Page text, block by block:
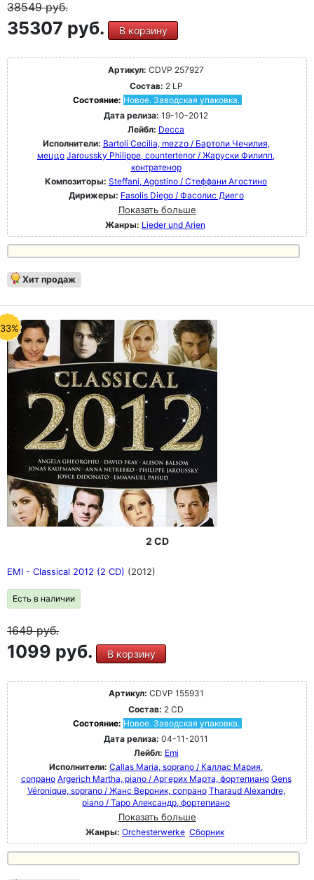
38549руб.
35307 руб. В корзину
Артикул: CDVP 257927
Состав: 2 LP
Состояние: Новое. Заводская упаковка.
Дата релиза: 19-10-2012
Лейбл: Decca
Исполнители: Bartoli Cecilia, mezzo / Бартоли Чечилия,
меццо Jaroussky Philippe, countertenor / Жаруски Филипп,
контратенор
Композиторы: Steffani, Agostino / Стеффани Агостино
Дирижеры: Fasolis Diego / Фасолис Диего
Показать больше
Жанры: Lieder und Arien
Хит продаж
2 CD
EMI - Classical 2012 (2 CD) (2012)
Есть в наличии
1649руб.
1099 руб. В корзину
Артикул: CDVP 155931
Состав: 2 CD
Состояние: Новое. Заводская упаковка.
Дата релиза: 04-11-2011
Лейбл: Emi
Исполнители: Callas Maria, soprano / Каллас Мария,
сопрано Argerich Martha, piano / Аргерих Марта, фортепиано Gens
Véronique, soprano / Жанс Вероник, сопрано Tharaud Alexandre,
piano / Таро Александр, фортепиано
Показать больше
Жанры: Orchesterwerke Сборник